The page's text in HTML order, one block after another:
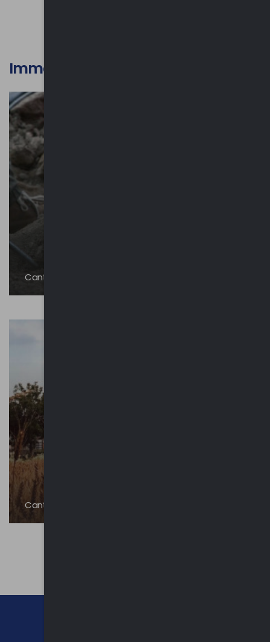
Immagini
Cantello - Asparago Bianco
Cantello - Luoghi d'interesse